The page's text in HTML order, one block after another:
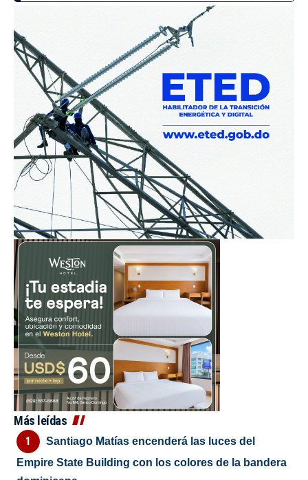
Más leídas
Santiago Matías encenderá las luces del
Empire State Building con los colores de la bandera